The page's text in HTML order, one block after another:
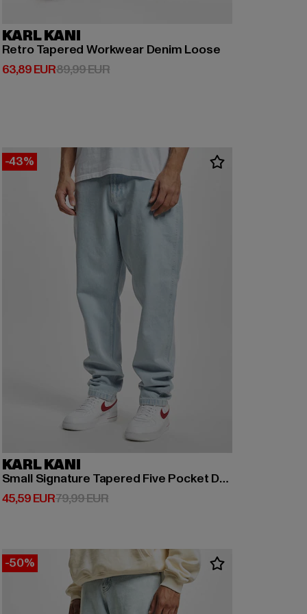
KARL KANI
Retro Tapered Workwear Denim Loose
63,89 EUR
Derzeitiger Preis: 63,89 EUR
89,99 EURAktionspreis: 89,99 EUR
-43%
KARL KANI
Small Signature Tapered Five Pocket Denim Baggy
45,59 EUR
Derzeitiger Preis: 45,59 EUR
79,99 EURAktionspreis: 79,99 EUR
-50%